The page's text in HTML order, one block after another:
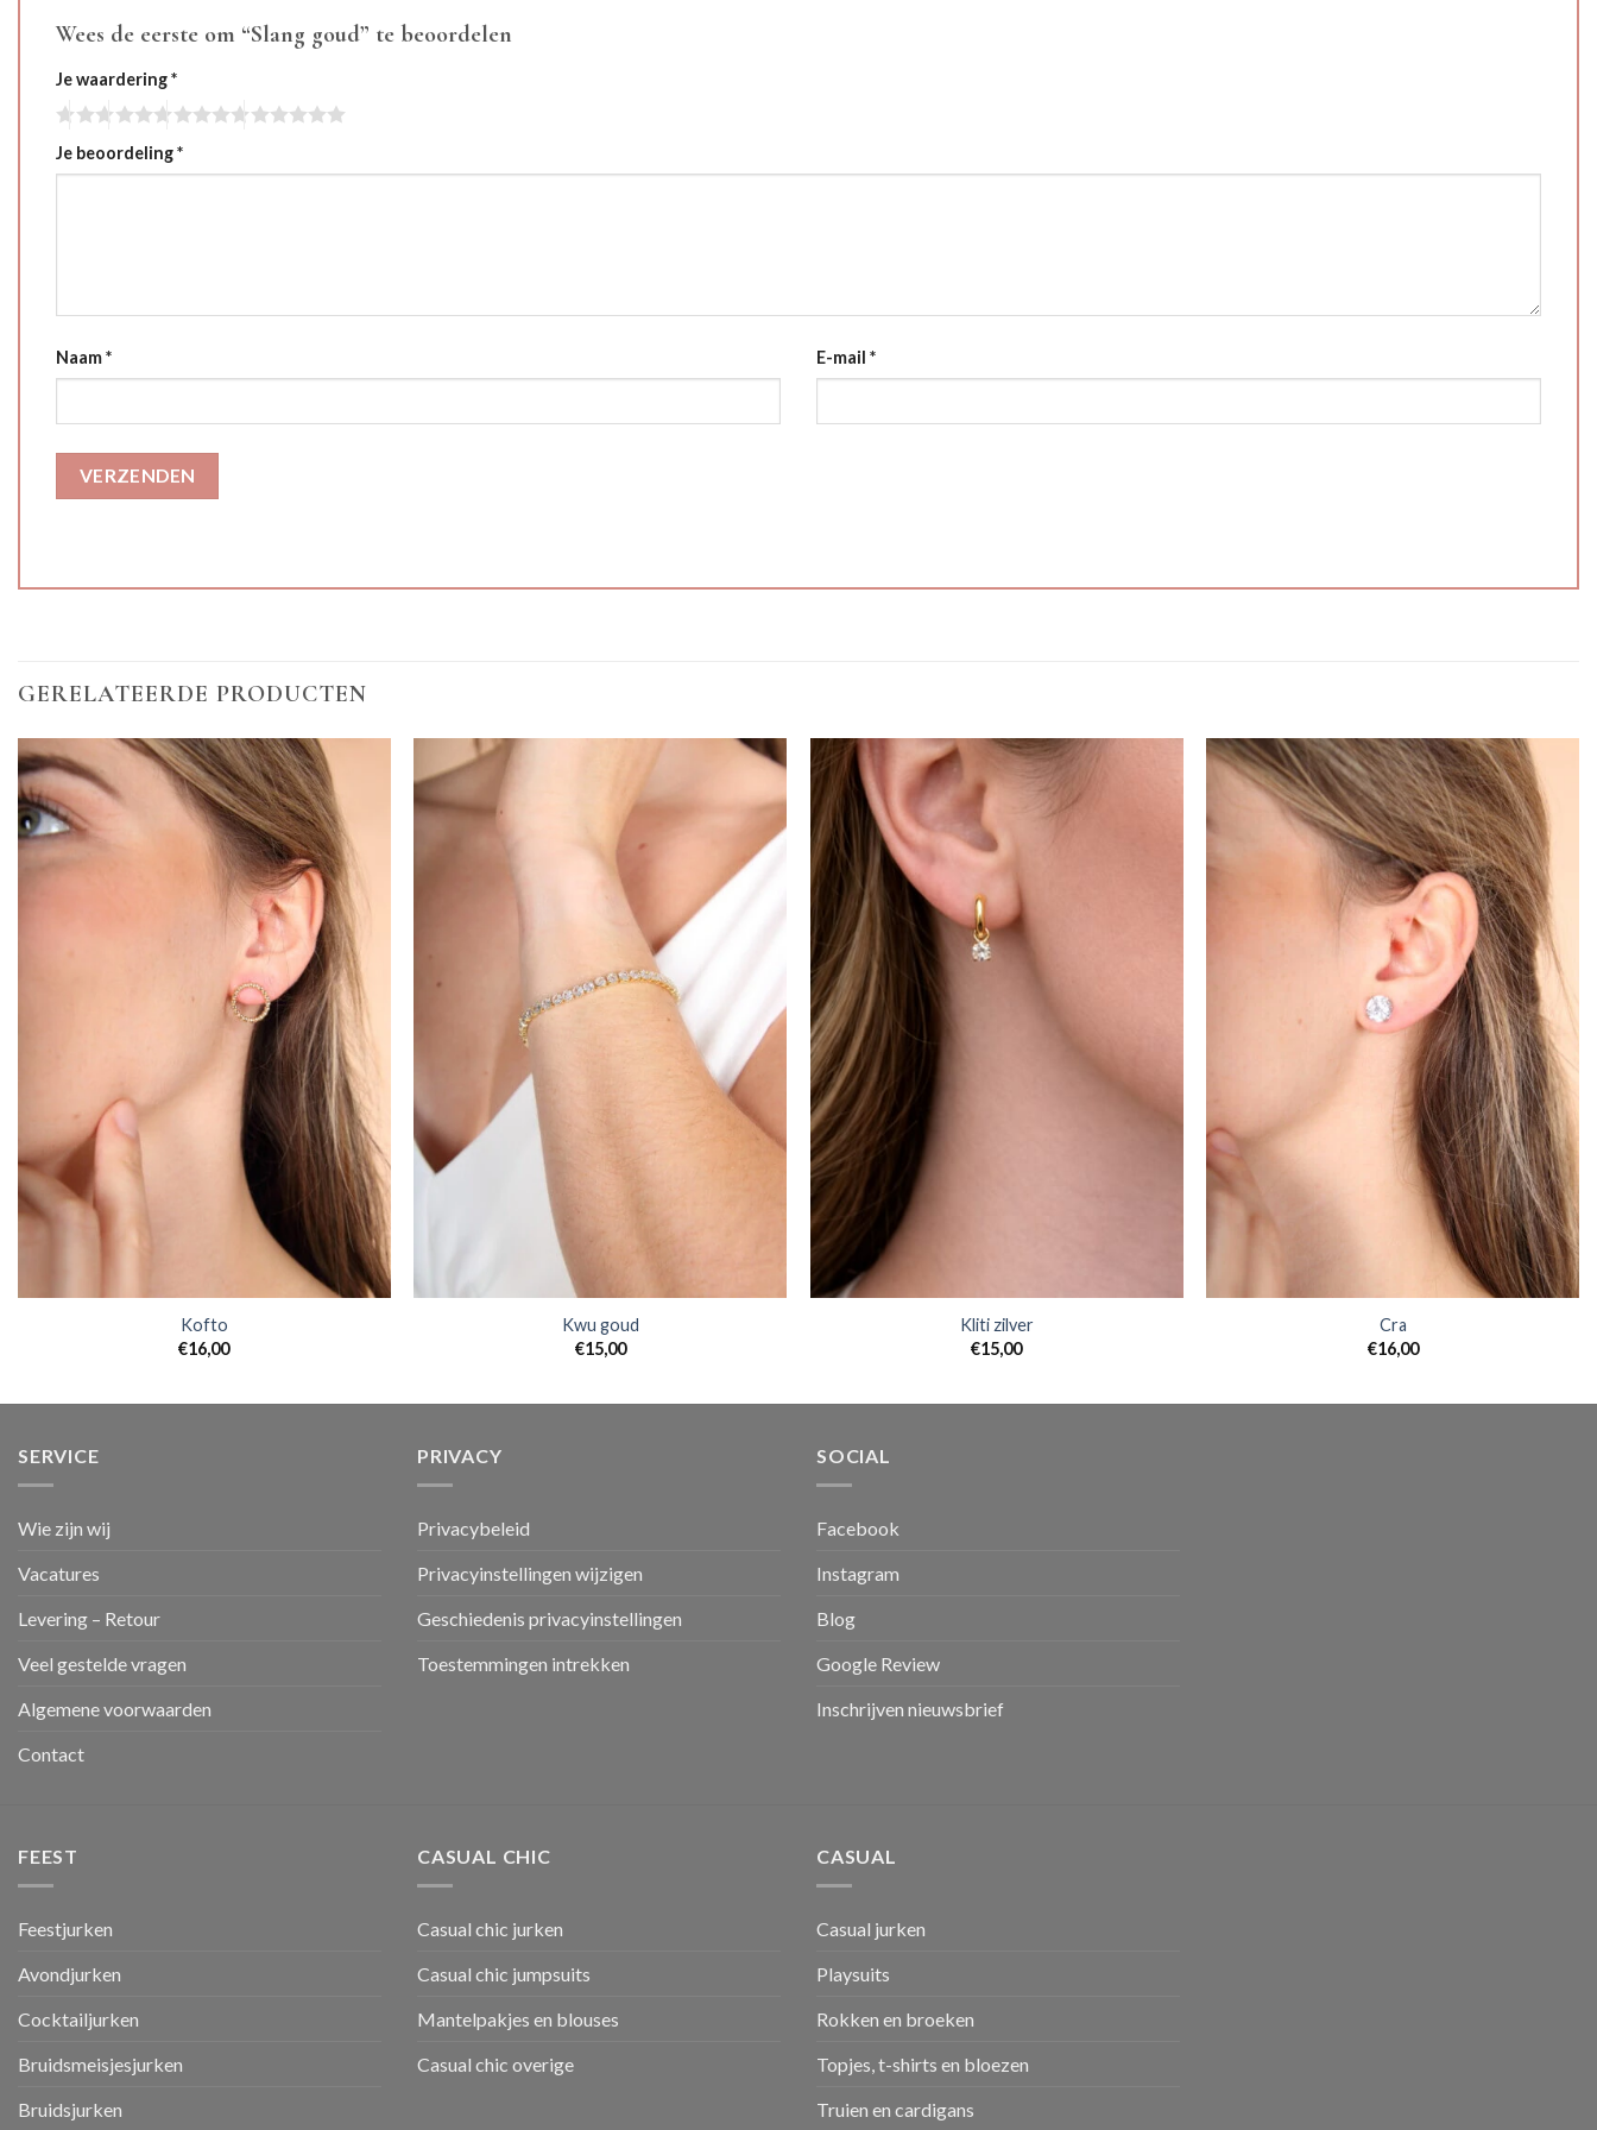
Wees de eerste om “Slang goud” te beoordelen
Je waardering*
Je beoordeling*
Naam* E-mail *
GERELATEERDE PRODUCTEN
Kofto
€16,00
Kwu goud
€15,00
Kliti zilver
€15,00
Cra
€16,00
SERVICE
Wie zijn wij
Vacatures
Levering – Retour
Veel gestelde vragen
Algemene voorwaarden
Contact
PRIVACY
Privacybeleid
Privacyinstellingen wijzigen
Geschiedenis privacyinstellingen
Toestemmingen intrekken
SOCIAL
Facebook
Instagram
Blog
Google Review
Inschrijven nieuwsbrief
FEEST
Feestjurken
Avondjurken
Cocktailjurken
Bruidsmeisjesjurken
Bruidsjurken
CASUAL CHIC
Casual chic jurken
Casual chic jumpsuits
Mantelpakjes en blouses
Casual chic overige
CASUAL
Casual jurken
Playsuits
Rokken en broeken
Topjes, t-shirts en bloezen
Truien en cardigans